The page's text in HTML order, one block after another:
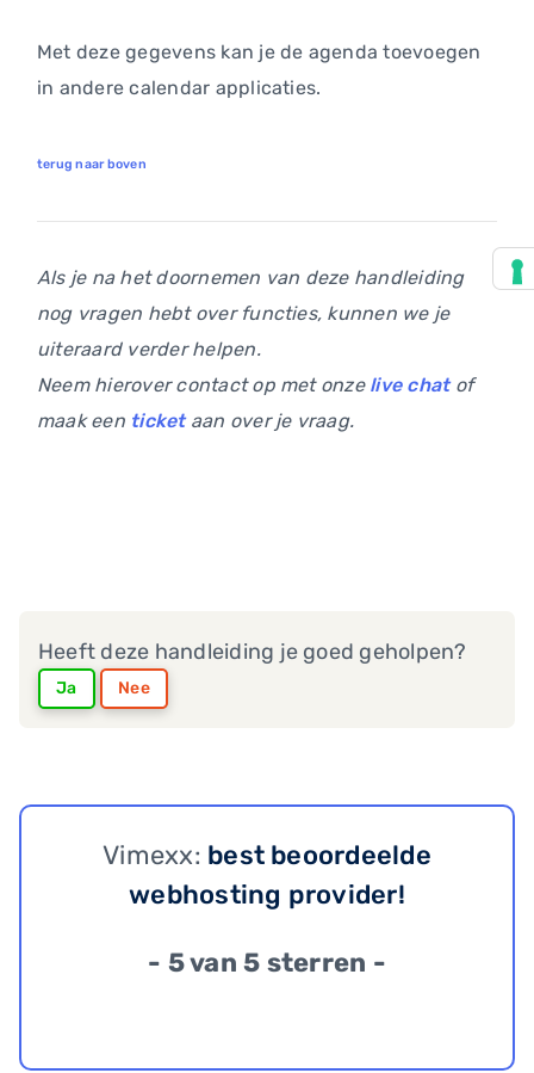
Met deze gegevens kan je de agenda toevoegen
in andere calendar applicaties.
terug naar boven
Als je na het doornemen van deze handleiding
nog vragen hebt over functies, kunnen we je
uiteraard verder helpen.
Neem hierover contact op met onze live chatof
maak een ticketaan over je vraag.
Heeft deze handleiding je goed geholpen?
Ja Nee
Vimexx: best beoordeelde
webhosting provider!
- 5 van 5 sterren -